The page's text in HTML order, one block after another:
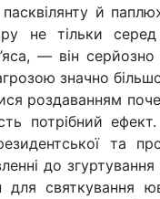
й
не тільки
— він
значно
роздаванням
потрібний
та
до
святкування